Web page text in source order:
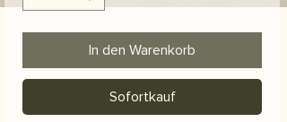
In den Warenkorb
Sofortkauf